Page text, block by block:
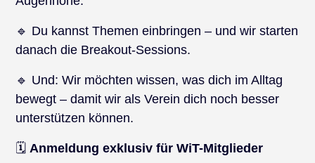
🔹 Du kannst Themen einbringen – und wir starten
danach die Breakout-Sessions.
🔹 Und: Wir möchten wissen, was dich im Alltag
bewegt – damit wir als Verein dich noch besser
unterstützen können.
🗓️Anmeldung exklusiv für WiT-Mitglieder